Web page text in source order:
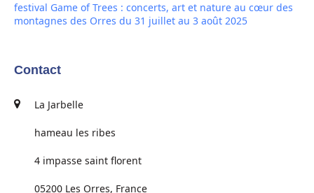
festival Game of Trees : concerts, art et nature au cœur des
montagnes des Orres du 31 juillet au 3 août 2025
Contact
La Jarbelle
hameau les ribes
4 impasse saint florent
05200 Les Orres, France